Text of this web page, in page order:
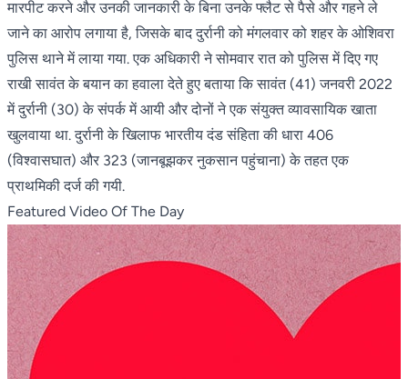
मारपीट करने और उनकी जानकारी के बिना उनके फ्लैट से पैसे और गहने ले
जाने का आरोप लगाया है, जिसके बाद दुर्रानी को मंगलवार को शहर के ओशिवरा
पुलिस थाने में लाया गया. एक अधिकारी ने सोमवार रात को पुलिस में दिए गए
राखी सावंत के बयान का हवाला देते हुए बताया कि सावंत (41) जनवरी 2022
में दुर्रानी (30) के संपर्क में आयी और दोनों ने एक संयुक्त व्यावसायिक खाता
खुलवाया था. दुर्रानी के खिलाफ भारतीय दंड संहिता की धारा 406
(विश्वासघात) और 323 (जानबूझकर नुकसान पहुंचाना) के तहत एक
प्राथमिकी दर्ज की गयी.
Featured Video Of The Day